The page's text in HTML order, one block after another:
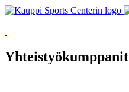
Yhteistyökumppanit